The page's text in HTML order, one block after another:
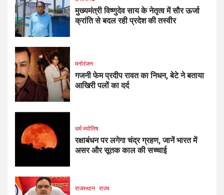
मुख्यमंत्री विष्णुदेव साय के नेतृत्व में सौर ऊर्जा
क्रांति से बदल रही प्रदेश की तस्वीर
मनोरंजन
गजनी फेम प्रदीप रावत का निधन, बेटे ने बताया
आखिरी पलों का दर्द
धर्म ज्योतिष
रक्षाबंधन पर लगेगा चंद्र ग्रहण, जानें भारत में
असर और सूतक काल की सच्चाई
राजस्थान राज्य